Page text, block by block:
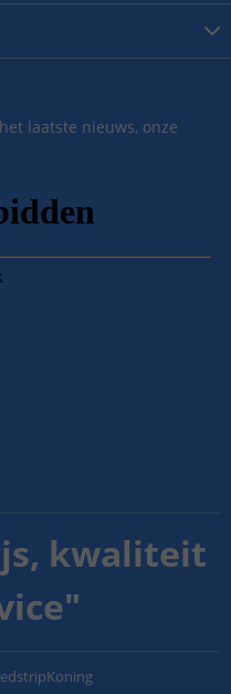
laatste nieuws, onze
kwaliteit
"